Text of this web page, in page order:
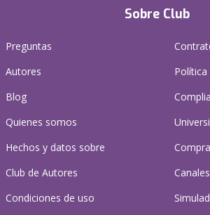
Sobre Club
Preguntas
Autores
Blog
Quienes somos
Hechos y datos sobre
Club de Autores
Condiciones de uso
Política